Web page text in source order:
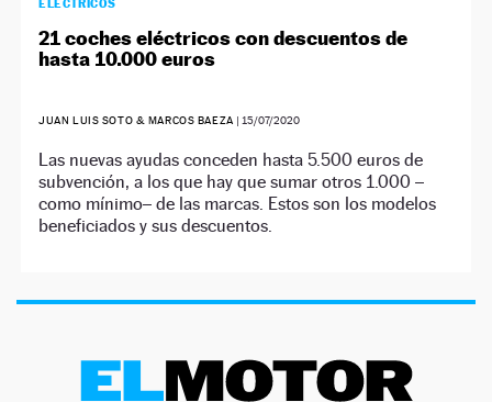
21 coches eléctricos con descuentos de
hasta 10.000 euros
JUAN LUIS SOTO & MARCOS BAEZA | 15/07/2020
Las nuevas ayudas conceden hasta 5.500 euros de
subvención, a los que hay que sumar otros 1.000 –
como mínimo– de las marcas. Estos son los modelos
beneficiados y sus descuentos.